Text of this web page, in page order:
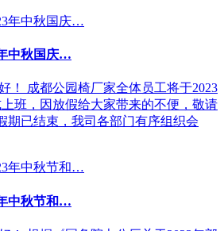
中秋国庆…
！ 成都公园椅厂家全体员工将于2023
班，因放假给大家带来的不便，敬请
期已结束，我司各部门有序组织会
中秋节和…